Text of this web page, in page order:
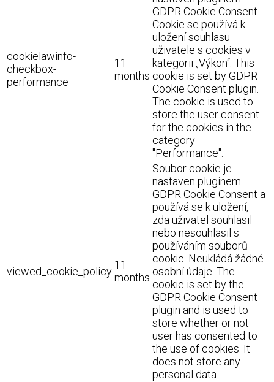
cookielawinfo-
checkbox-
performance
11
months
GDPR Cookie Consent.
Cookie se používá k
uložení souhlasu
uživatele s cookies v
kategorii „Výkon“. This
cookie is set by GDPR
Cookie Consent plugin.
The cookie is used to
store the user consent
for the cookies in the
category
"Performance".
viewed_cookie_policy
11
months
Soubor cookie je
nastaven pluginem
GDPR Cookie Consent a
používá se k uložení,
zda uživatel souhlasil
nebo nesouhlasil s
používáním souborů
cookie. Neukládá žádné
osobní údaje. The
cookie is set by the
GDPR Cookie Consent
plugin and is used to
store whether or not
user has consented to
the use of cookies. It
does not store any
personal data.